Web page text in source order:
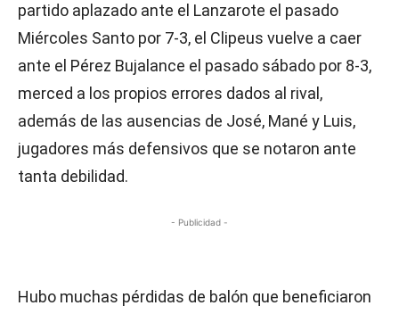
partido aplazado ante el Lanzarote el pasado
Miércoles Santo por 7-3, el Clipeus vuelve a caer
ante el Pérez Bujalance el pasado sábado por 8-3,
merced a los propios errores dados al rival,
además de las ausencias de José, Mané y Luis,
jugadores más defensivos que se notaron ante
tanta debilidad.
- Publicidad -
Hubo muchas pérdidas de balón que beneficiaron